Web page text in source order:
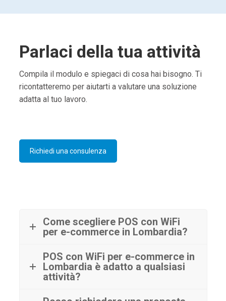
Parlaci della tua attività
Compila il modulo e spiegaci di cosa hai bisogno. Ti
ricontatteremo per aiutarti a valutare una soluzione
adatta al tuo lavoro.
Richiedi una consulenza
Come scegliere POS con WiFi
per e-commerce in Lombardia?
POS con WiFi per e-commerce in
Lombardia è adatto a qualsiasi
attività?